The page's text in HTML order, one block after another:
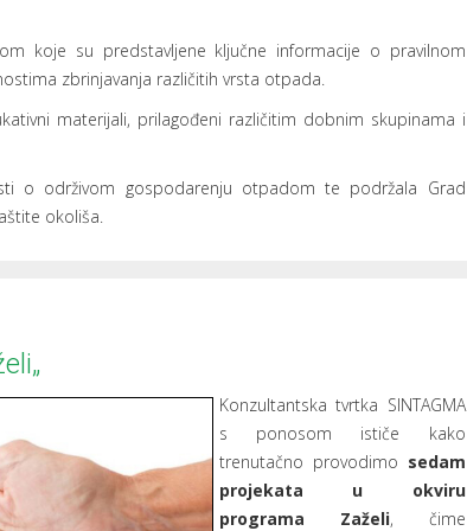
koje su predstavljene ključne informacije o pravilnom
zbrinjavanja različitih vrsta otpada.
materijali, prilagođeni različitim dobnim skupinama i
o održivom gospodarenju otpadom te podržala Grad
okoliša.
Konzultantska tvrtka SINTAGMA
s ponosom ističe kako
trenutačno provodimo sedam
projekata u okviru
programa Zaželi, čime